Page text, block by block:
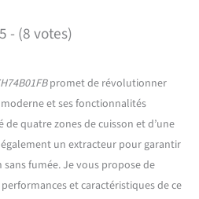
- (8 votes)
promet de révolutionner
et ses fonctionnalités
de quatre zones de cuisson et d’une
un extracteur pour garantir
fumée. Je vous propose de
et caractéristiques de ce